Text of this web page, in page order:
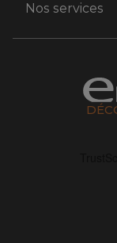
Nos services